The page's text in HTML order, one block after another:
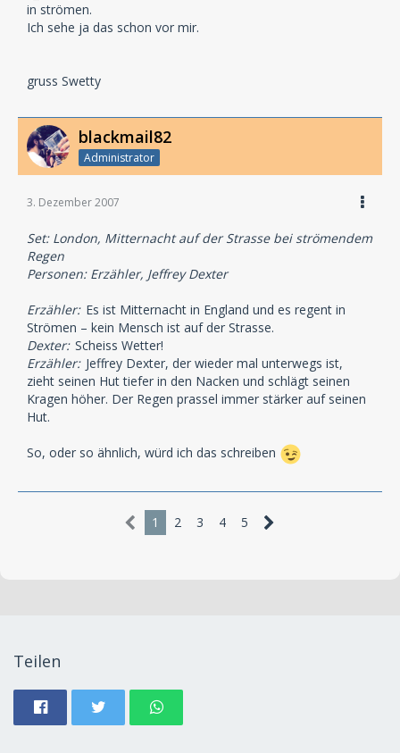
in strömen.
Ich sehe ja das schon vor mir.
gruss Swetty
blackmail82
Administrator
3. Dezember 2007
Set: London, Mitternacht auf der Strasse bei strömendem
Regen
Personen: Erzähler, Jeffrey Dexter
Erzähler: Es ist Mitternacht in England und es regent in
Strömen – kein Mensch ist auf der Strasse.
Dexter: Scheiss Wetter!
Erzähler: Jeffrey Dexter, der wieder mal unterwegs ist,
zieht seinen Hut tiefer in den Nacken und schlägt seinen
Kragen höher. Der Regen prassel immer stärker auf seinen
Hut.
So, oder so ähnlich, würd ich das schreiben
1 2 3 4 5
Teilen